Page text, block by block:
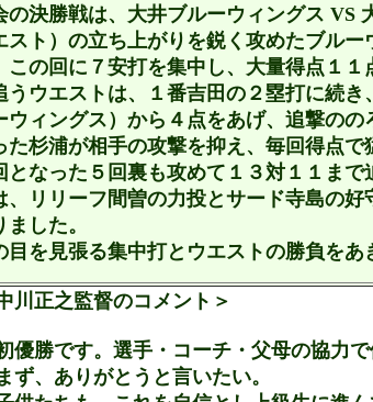
の決勝戦は、大井ブルーウィングス VS
スト）の立ち上がりを鋭く攻めたブルー
の回に７安打を集中し、大量得点１１
うウエストは、１番吉田の２塁打に続き
ィングス）から４点をあげ、追撃のの
た杉浦が相手の攻撃を抑え、毎回得点で
なった５回裏も攻めて１３対１１まで
リリーフ間曽の力投とサード寺島の好
した。
を見張る集中打とウエストの勝負をあ
川正之監督のコメント＞
優勝です。選手・コーチ・父母の協力で
ず、ありがとうと言いたい。